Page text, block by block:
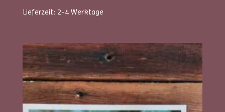
Lieferzeit: 2-4 Werktage